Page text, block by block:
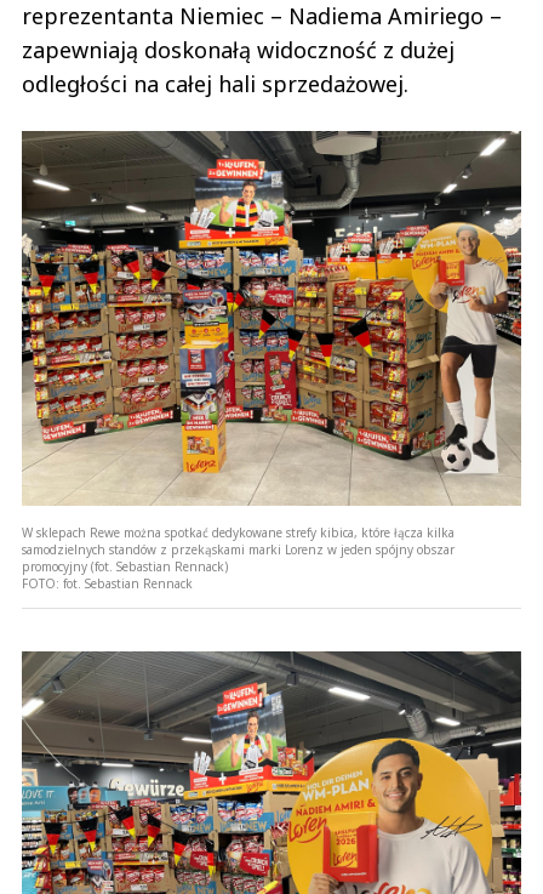
reprezentanta Niemiec – Nadiema Amiriego –
zapewniają doskonałą widoczność z dużej
odległości na całej hali sprzedażowej.
W sklepach Rewe można spotkać dedykowane strefy kibica, które łącza kilka
samodzielnych standów z przekąskami marki Lorenz w jeden spójny obszar
promocyjny (fot. Sebastian Rennack)
FOTO: fot. Sebastian Rennack